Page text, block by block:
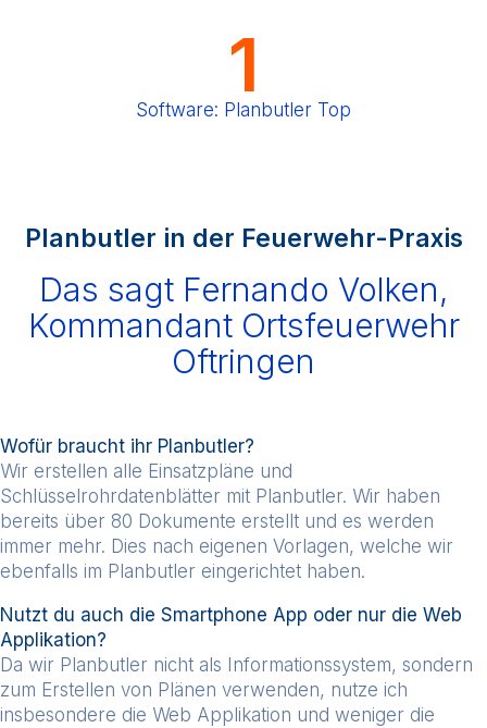
1
Software: Planbutler Top
Planbutler in der Feuerwehr-Praxis
Das sagt Fernando Volken,
Kommandant Ortsfeuerwehr
Oftringen
Wofür braucht ihr Planbutler?
Wir erstellen alle Einsatzpläne und
Schlüsselrohrdatenblätter mit Planbutler. Wir haben
bereits über 80 Dokumente erstellt und es werden
immer mehr. Dies nach eigenen Vorlagen, welche wir
ebenfalls im Planbutler eingerichtet haben.
Nutzt du auch die Smartphone App oder nur die Web
Applikation?
Da wir Planbutler nicht als Informationssystem, sondern
zum Erstellen von Plänen verwenden, nutze ich
insbesondere die Web Applikation und weniger die